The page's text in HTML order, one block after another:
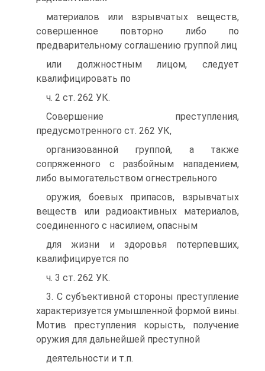
материалов или взрывчатых веществ,
совершенное повторно либо по
предварительному соглашению группой лиц
или должностным лицом, следует
квалифицировать по
ч. 2 ст. 262 УК.
Совершение преступления,
предусмотренного ст. 262 УК,
организованной группой, а также
сопряженного с разбойным нападением,
либо вымогательством огнестрельного
оружия, боевых припасов, взрывчатых
веществ или радиоактивных материалов,
соединенного с насилием, опасным
для жизни и здоровья потерпевших,
квалифицируется по
ч. 3 ст. 262 УК.
3. С субъективной стороны преступление
характеризуется умышленной формой вины.
Мотив преступления корысть, получение
оружия для дальнейшей преступной
деятельности и т.п.